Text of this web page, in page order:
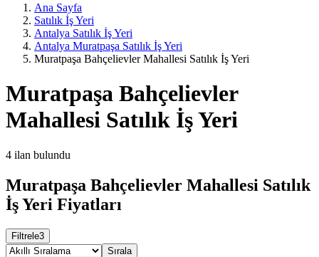
Ana Sayfa
Satılık İş Yeri
Antalya Satılık İş Yeri
Antalya Muratpaşa Satılık İş Yeri
Muratpaşa Bahçelievler Mahallesi Satılık İş Yeri
Muratpaşa Bahçelievler
Mahallesi Satılık İş Yeri
4 ilan bulundu
Muratpaşa Bahçelievler Mahallesi Satılık
İş Yeri Fiyatları
Filtrele3
Sırala